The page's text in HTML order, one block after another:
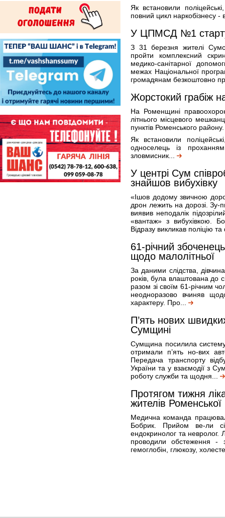
Як встановили
повний цикл наркобізнесу
У ЦПМСД №1
З 31 березня жителі
пройти комплексний
медико-санітарної
межах Національної
громадянам безкоштовно
Жорстокий грабіж
На Роменщині
літнього місцевого
пунктів Роменського району.
Як встановили
односелець із
зловмисник...
У центрі Сум
знайшов вибухівку
«Ішов додому звичною
дрон лежить на дорозі. Зу-
виявив неподалік
«вантаж» з вибухівкою.
Відразу викликав поліцію
61-річний збоченець
щодо малолітньої
За даними слідства,
років, була влаштована до
разом зі своїм 61-річним
неодноразово вчиняв
характеру. Про...
П’ять нових
Сумщині
Сумщина посилила
отримали п’ять но-вих
Передача транспорту
України та у взаємодії з
роботу служби та щодня...
Протягом тижня
жителів
Медична команда
Бобрик. Прийом ве-ли
ендокринолог та невролог.
проводили обстеження -
гемоглобін, глюкозу,